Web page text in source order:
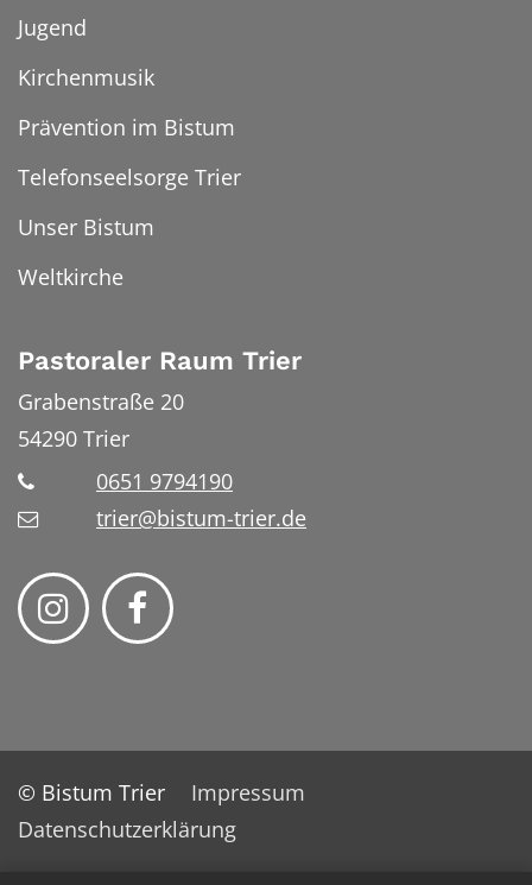
Jugend
Kirchenmusik
Prävention im Bistum
Telefonseelsorge Trier
Unser Bistum
Weltkirche
Pastoraler Raum Trier
Grabenstraße 20
54290 Trier
0651 9794190
trier@bistum-trier.de
© Bistum Trier
Impressum
Datenschutzerklärung